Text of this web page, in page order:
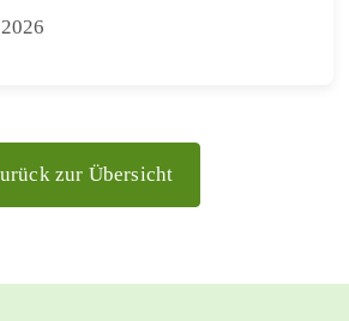
zur Übersicht